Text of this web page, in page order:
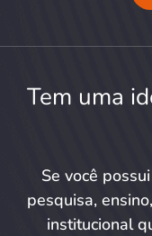
Tem uma
Se você
pesquisa,
institucional